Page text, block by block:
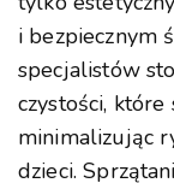
i bezpiecznym
specjalistów
czystości,
minimalizując
dzieci.